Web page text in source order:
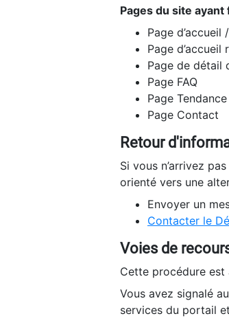
Pages du site
Page
Page
Page de détail
Page FAQ
Page
Page Contact
Retour
Si vous n’arrivez
orienté vers une
Envoyer un
Contacter le
Voies de
Cette procédure est
Vous avez signalé
services du portail